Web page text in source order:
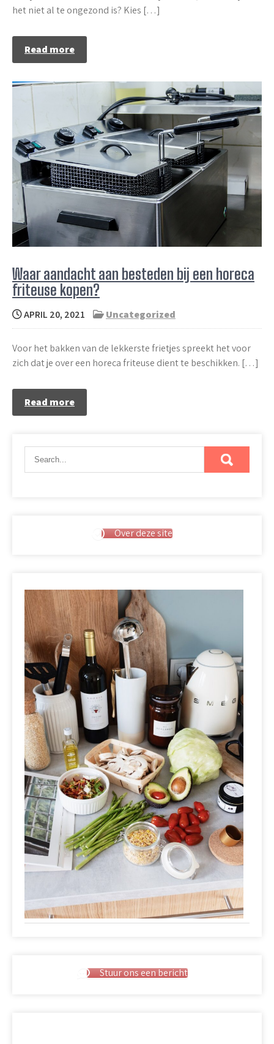
het niet al te ongezond is? Kies […]
Read more
Waar aandacht aan besteden bij een horeca
friteuse kopen?
APRIL 20, 2021 Uncategorized
Voor het bakken van de lekkerste frietjes spreekt het voor
zich dat je over een horeca friteuse dient te beschikken. […]
Read more
Over deze site
Stuur ons een bericht